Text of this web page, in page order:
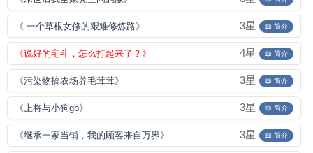
《 一个草根女修的艰难修炼路》 3星 📖 简介
《说好的宅斗，怎么打起来了？》 4星 📖 简介
《污染物搞农场养毛茸茸》 3星 📖 简介
《上将与小狗gb》 3星 📖 简介
《继承一家当铺，我的顾客来自万界》 3星 📖 简介